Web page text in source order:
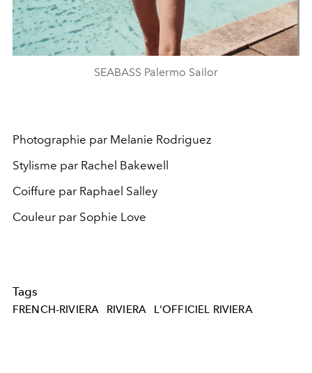
SEABASS Palermo Sailor
Photographie par Melanie Rodriguez
Stylisme par Rachel Bakewell
Coiffure par Raphael Salley
Couleur par Sophie Love
Tags
FRENCH-RIVIERA RIVIERA L'OFFICIEL RIVIERA